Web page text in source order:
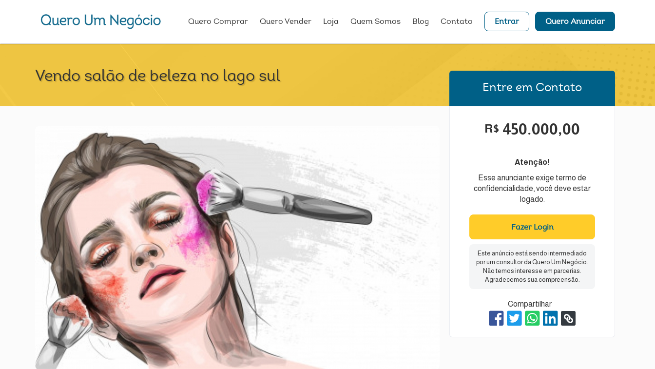
Quero Comprar Quero Vender Loja Quem Somos Blog Contato Entrar Quero Anunciar
Vendo salão de beleza no lago sul
Entre em Contato
R$ 450.000,00
Atenção!
Esse anunciante exige termo de
confidencialidade, você deve estar
logado.
Fazer Login
Este anúncio está sendo intermediado
por um consultor da Quero Um Negócio.
Não temos interesse em parcerias.
Agradecemos sua compreensão.
Compartilhar